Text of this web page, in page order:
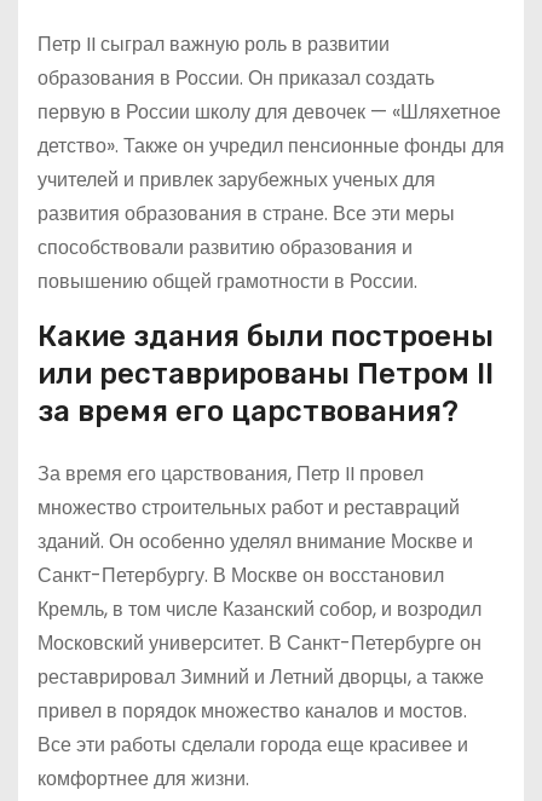
Петр II сыграл важную роль в развитии
образования в России. Он приказал создать
первую в России школу для девочек — «Шляхетное
детство». Также он учредил пенсионные фонды для
учителей и привлек зарубежных ученых для
развития образования в стране. Все эти меры
способствовали развитию образования и
повышению общей грамотности в России.
Какие здания были построены
или реставрированы Петром II
за время его царствования?
За время его царствования, Петр II провел
множество строительных работ и реставраций
зданий. Он особенно уделял внимание Москве и
Санкт-Петербургу. В Москве он восстановил
Кремль, в том числе Казанский собор, и возродил
Московский университет. В Санкт-Петербурге он
реставрировал Зимний и Летний дворцы, а также
привел в порядок множество каналов и мостов.
Все эти работы сделали города еще красивее и
комфортнее для жизни.